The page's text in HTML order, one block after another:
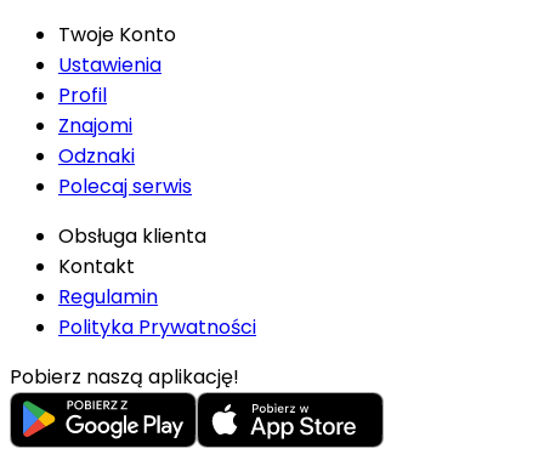
Twoje Konto
Ustawienia
Profil
Znajomi
Odznaki
Polecaj serwis
Obsługa klienta
Kontakt
Regulamin
Polityka Prywatności
Pobierz naszą aplikację!